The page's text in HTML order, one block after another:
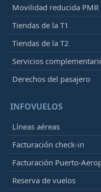
Movilidad reducida PMR
Tiendas de la T1
Tiendas de la T2
Servicios
Derechos del pasajero
INFOVUELOS
Líneas aéreas
Facturación check-in
Facturación Puerto-
Reserva de vuelos